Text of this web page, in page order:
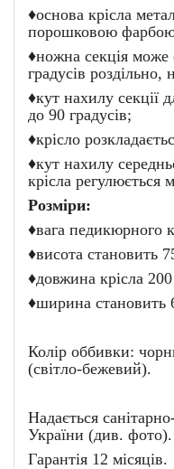
♦основа крісла
порошковою
♦ножна секція може
градусів роздільно,
♦кут нахилу секції
до 90 градусів;
♦крісло
♦кут нахилу
крісла регулюється
Розміри:
♦вага педикюрного
♦висота становить
♦довжина крісла
♦ширина становить
Колір оббивки:
(світло-бежевий).
Надається
України (див. фото).
Гарантія 12 місяців.